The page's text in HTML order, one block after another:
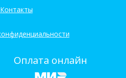
Контакты
Оплата онлайн